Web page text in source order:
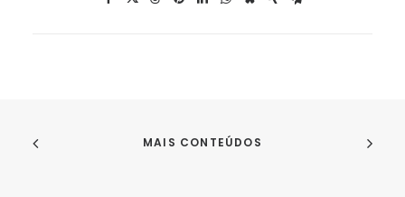
MAIS CONTEÚDOS